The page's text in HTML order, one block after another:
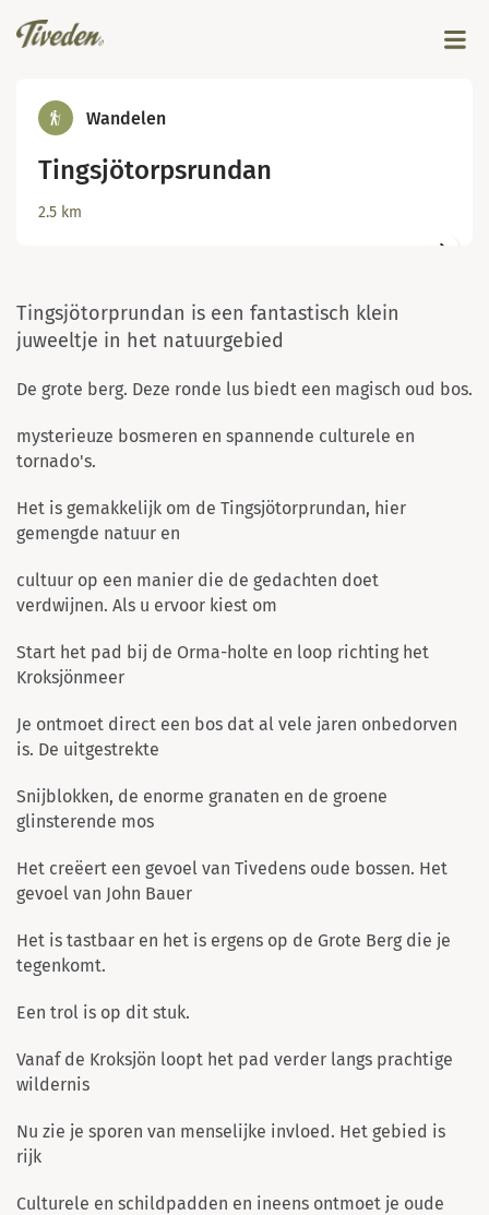
Wandelen
Tingsjötorpsrundan
2.5 km
Tingsjötorprundan is een fantastisch klein
juweeltje in het natuurgebied
De grote berg. Deze ronde lus biedt een magisch oud bos.
mysterieuze bosmeren en spannende culturele en
tornado's.
Het is gemakkelijk om de Tingsjötorprundan, hier
gemengde natuur en
cultuur op een manier die de gedachten doet
verdwijnen. Als u ervoor kiest om
Start het pad bij de Orma-holte en loop richting het
Kroksjönmeer
Je ontmoet direct een bos dat al vele jaren onbedorven
is. De uitgestrekte
Snijblokken, de enorme granaten en de groene
glinsterende mos
Het creëert een gevoel van Tivedens oude bossen. Het
gevoel van John Bauer
Het is tastbaar en het is ergens op de Grote Berg die je
tegenkomt.
Een trol is op dit stuk.
Vanaf de Kroksjön loopt het pad verder langs prachtige
wildernis
Nu zie je sporen van menselijke invloed. Het gebied is
rijk
Culturele en schildpadden en ineens ontmoet je oude